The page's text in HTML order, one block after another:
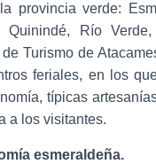
provincia verde:
Quinindé, Río
Turismo de
feriales, en los
típicas
a los visitantes.
esmeraldeña.